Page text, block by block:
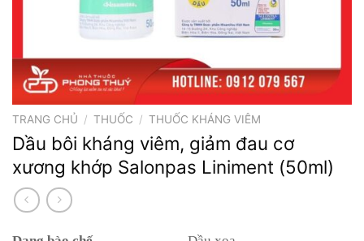
TRANG CHỦ / THUỐC / THUỐC KHÁNG VIÊM
Dầu bôi kháng viêm, giảm đau cơ
xương khớp Salonpas Liniment (50ml)